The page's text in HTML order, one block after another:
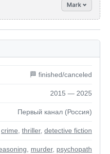
Mark
🏁 finished/canceled
2015 — 2025
Первый канал (Россия)
crime thriller, detective fiction
murder, psychopath